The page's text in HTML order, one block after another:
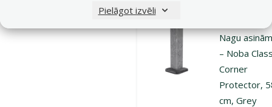
Pielāgot izvēli
Nagu
– Noba
Corner
Protector,
cm, Grey